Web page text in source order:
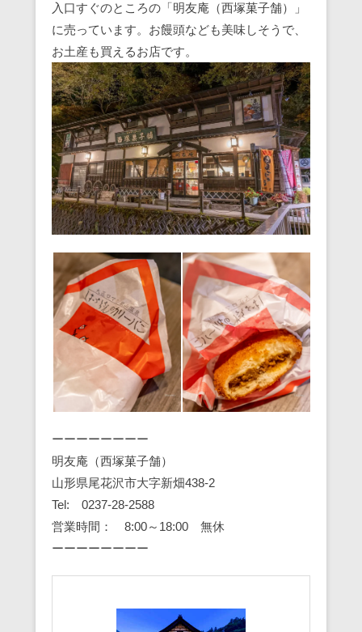
入口すぐのところの「明友庵（西塚菓子舗）」
に売っています。お饅頭なども美味しそうで、
お土産も買えるお店です。
ーーーーーーーー
明友庵（西塚菓子舗）
山形県尾花沢市大字新畑438-2
Tel: 0237-28-2588
営業時間： 8:00～18:00 無休
ーーーーーーーー